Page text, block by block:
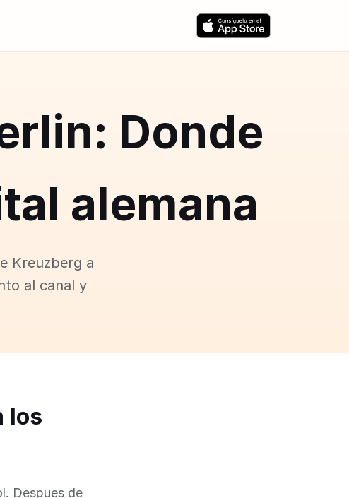
Donde
alemana
Kreuzberg a
al canal y
los
Despues de